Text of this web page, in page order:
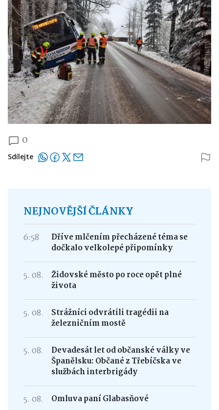
0
Sdílejte
NEJNOVĚJŠÍ ČLÁNKY
6:58
Dříve mlčením přecházené téma se
dočkalo velkolepé připomínky
5. 08.
Židovské město po roce opět plné
života
5. 08.
Strážníci odvrátili tragédii na
železničním mostě
5. 08.
Devadesát let od občanské války ve
Španělsku: Občané z Třebíčska ve
službách interbrigády
5. 08. Omluva paní Glabasňové